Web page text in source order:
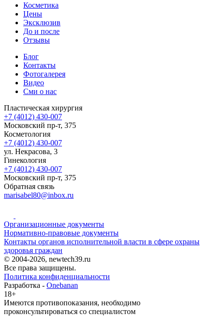
Косметика
Цены
Эксклюзив
До и после
Отзывы
Блог
Контакты
Фотогалерея
Видео
Сми о нас
Пластическая хирургия
+7 (4012) 430-007
Московский пр-т, 375
Косметология
+7 (4012) 430-007
ул. Некрасова, 3
Гинекология
+7 (4012) 430-007
Московский пр-т, 375
Обратная связь
marisabel80@inbox.ru
Организационные документы
Нормативно-правовые документы
Контакты органов исполнительной власти в сфере охраны
здоровья граждан
© 2004-2026, newtech39.ru
Все права защищены.
Политика конфиденциальности
Разработка - Onebanan
18+
Имеются противопоказания, необходимо
проконсультироваться со специалистом